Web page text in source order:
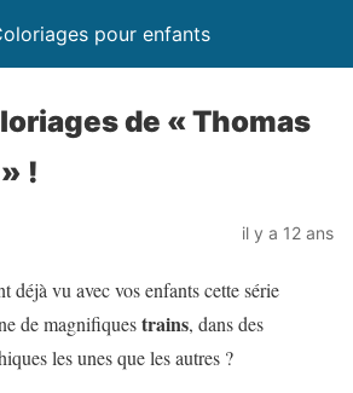
pour enfants
de « Thomas
!
il y a 12 ans
déjà vu avec vos enfants cette série
de magnifiquestrains, dans des
les unes que les autres ?